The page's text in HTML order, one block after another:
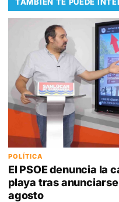
POLÍTICA
El PSOE denuncia la
playa tras
agosto